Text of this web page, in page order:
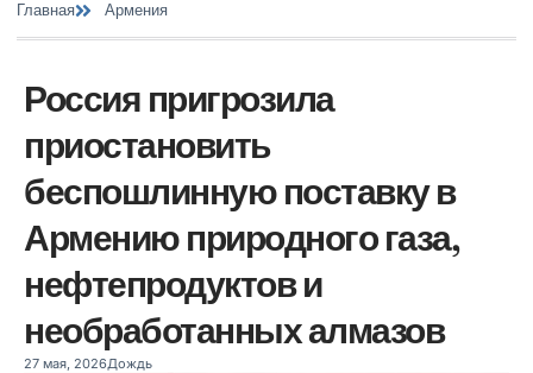
Главная Армения
Россия пригрозила
приостановить
беспошлинную поставку в
Армению природного газа,
нефтепродуктов и
необработанных алмазов
27 мая, 2026Дождь